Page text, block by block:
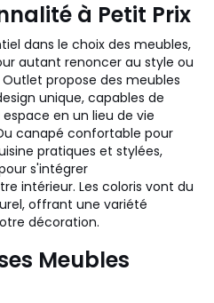
à Petit Prix
dans le choix des meubles,
autant renoncer au style ou
propose des meubles
unique, capables de
en un lieu de vie
canapé confortable pour
pratiques et stylées,
s'intégrer
intérieur. Les coloris vont du
offrant une variété
décoration.
Meubles